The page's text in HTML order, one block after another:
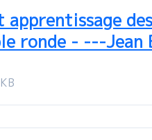
apprentissage
ronde - ---Jean